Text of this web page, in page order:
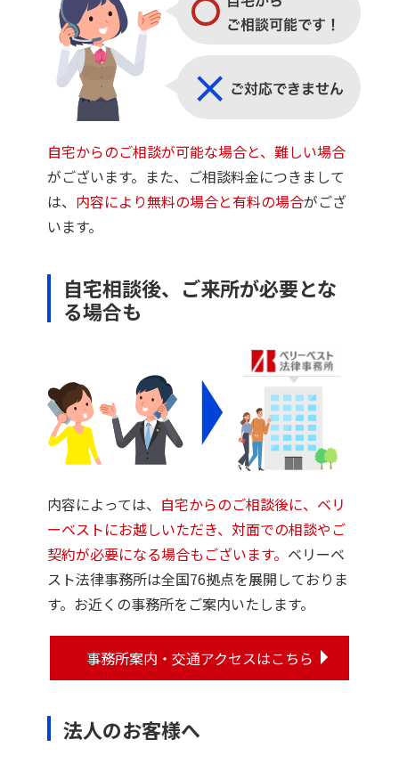
自宅からのご相談が可能な場合と、難しい場合
がございます。また、ご相談料金につきまして
は、 内容により無料の場合と有料の場合がござ
います。
自宅相談後、ご来所が必要とな
る場合も
内容によっては、 自宅からのご相談後に、ベリ
ーベストにお越しいただき、対面での相談やご
契約が必要になる場合もございます。 ベリーベ
スト法律事務所は全国76拠点を展開しておりま
す。お近くの事務所をご案内いたします。
事務所案内・交通アクセスはこちら
法人のお客様へ